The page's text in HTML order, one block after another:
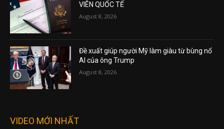
VIÊN QUỐC TẾ
August 8, 2026
Đề xuất giúp người Mỹ làm giàu từ bùng nổ
AI của ông Trump
August 8, 2026
VIDEO MỚI NHẤT